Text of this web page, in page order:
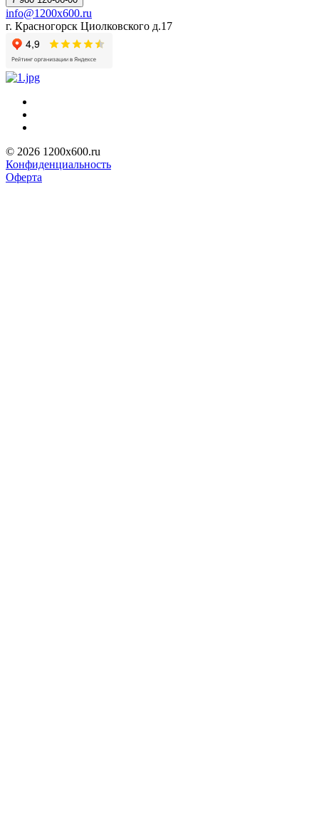
info@1200x600.ru
г. Красногорск Циолковского д.17
© 2026 1200x600.ru
Конфиденциальность
Оферта